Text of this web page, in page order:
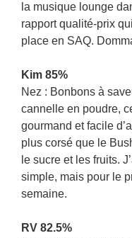
la musique lounge
rapport qualité-prix
place en SAQ.
Kim 85%
Nez : Bonbons à
cannelle en poudre,
gourmand et facile
plus corsé que le
le sucre et les fruits.
simple, mais pour le
semaine.
RV 82.5%